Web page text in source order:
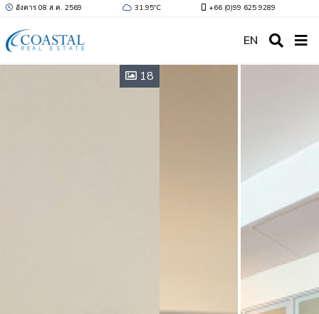
อังคาร 08 ส.ค. 2569 31.95ºC +66 (0)99 625 9289
EN
18